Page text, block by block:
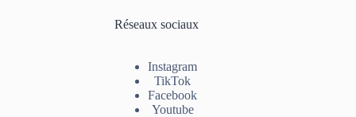
Réseaux sociaux
Instagram
TikTok
Facebook
Youtube